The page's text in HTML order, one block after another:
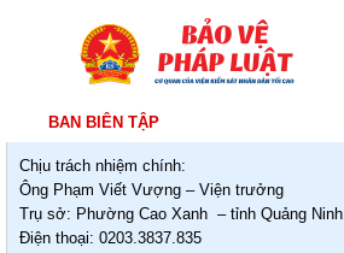
BAN BIÊN TẬP
Chịu trách nhiệm chính:
Ông Phạm Viết Vượng – Viện trưởng
Trụ sở: Phường Cao Xanh – tỉnh Quảng Ninh.
Điện thoại: 0203.3837.835